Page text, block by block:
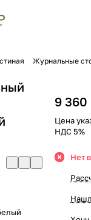
Журнальные
9 360
Цена
НДС 5%
Нет